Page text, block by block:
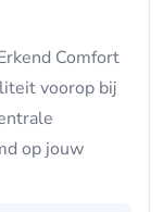
Comfort
voorop bij
op jouw